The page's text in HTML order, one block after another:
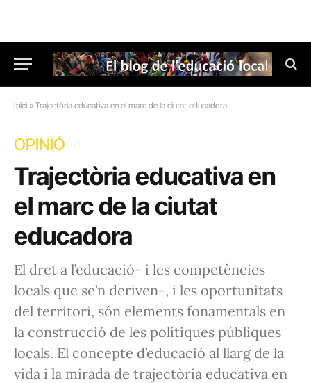
Inici » Trajectòria educativa en el marc de la ciutat educadora
OPINIÓ
Trajectòria educativa en
el marc de la ciutat
educadora
El dret a l’educació- i les competències
locals que se’n deriven-, i les oportunitats
del territori, són elements fonamentals en
la construcció de les polítiques públiques
locals. El concepte d’educació al llarg de la
vida i la mirada de trajectòria educativa en